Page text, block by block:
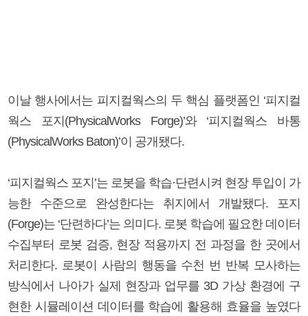
이날 행사에서는 피지컬웍스의 두 핵심 플랫폼인 ‘피지컬
웍스 포지(PhysicalWorks Forge)’와 ‘피지컬웍스 바통
(PhysicalWorks Baton)’이 공개됐다.
‘피지컬웍스 포지’는 로봇을 학습·단련시켜 현장 투입이 가
능한 수준으로 완성한다는 취지에서 개발됐다. 포지
(Forge)는 ‘단련하다’는 의미다. 로봇 학습에 필요한 데이터
수집부터 로봇 검증, 현장 적용까지 전 과정을 한 곳에서
처리한다. 로봇이 사람의 행동을 수천 번 반복 모사하는
방식에서 나아가 실제 현장과 업무를 3D 가상 환경에 구
현한 시뮬레이션 데이터를 학습에 활용해 효율을 높였다